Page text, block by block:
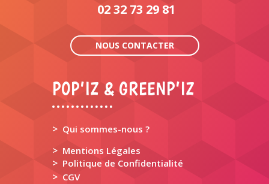
02 32 73 29 81
NOUS CONTACTER
POP’IZ & GREENP’IZ
> Qui sommes-nous ?
> Mentions Légales
> Politique de Confidentialité
> CGV